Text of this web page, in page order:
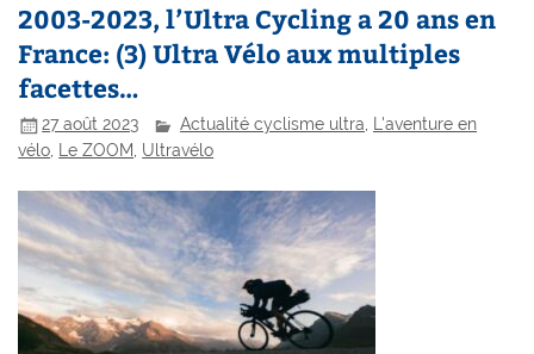
2003-2023, l’Ultra Cycling a 20 ans en
France: (3) Ultra Vélo aux multiples
facettes…
27 août 2023 Actualité cyclisme ultra, L'aventure en
vélo
Le ZOOM Ultravélo